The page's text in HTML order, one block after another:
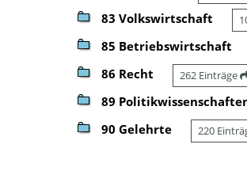
83 Volkswirtschaft
85 Betriebswirtschaft
86 Recht 262 Einträge
89
90 Gelehrte 220